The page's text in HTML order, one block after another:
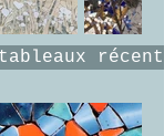
récents